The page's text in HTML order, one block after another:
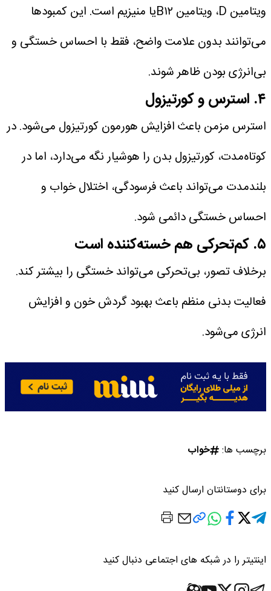
ویتامین D، ویتامین B۱۲یا منیزیم است. این کمبودها
می‌توانند بدون علامت واضح، فقط با احساس خستگی و
بی‌انرژی بودن ظاهر شوند.
۴. استرس و کورتیزول
استرس مزمن باعث افزایش هورمون کورتیزول می‌شود. در
کوتاه‌مدت، کورتیزول بدن را هوشیار نگه می‌دارد، اما در
بلندمدت می‌تواند باعث فرسودگی، اختلال خواب و
احساس خستگی دائمی شود.
۵. کم‌تحرکی هم خسته‌کننده است
برخلاف تصور، بی‌تحرکی می‌تواند خستگی را بیشتر کند.
فعالیت بدنی منظم باعث بهبود گردش خون و افزایش
انرژی می‌شود.
برچسب ها: خواب
برای دوستانتان ارسال کنید
اینتیتر را در شبکه های اجتماعی دنبال کنید